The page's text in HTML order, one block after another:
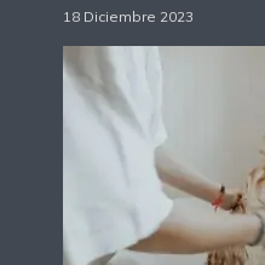
18 Diciembre 2023